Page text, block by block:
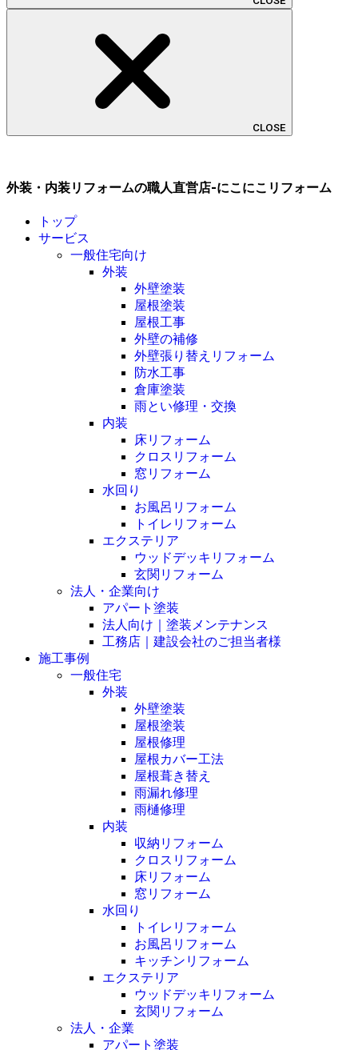
CLOSE
外装・内装リフォームの職人直営店-にこにこリフォーム
トップ
サービス
一般住宅向け
外装
外壁塗装
屋根塗装
屋根工事
外壁の補修
外壁張り替えリフォーム
防水工事
倉庫塗装
雨とい修理・交換
内装
床リフォーム
クロスリフォーム
窓リフォーム
水回り
お風呂リフォーム
トイレリフォーム
エクステリア
ウッドデッキリフォーム
玄関リフォーム
法人・企業向け
アパート塗装
法人向け｜塗装メンテナンス
工務店｜建設会社のご担当者様
施工事例
一般住宅
外装
外壁塗装
屋根塗装
屋根修理
屋根カバー工法
屋根葺き替え
雨漏れ修理
雨樋修理
内装
収納リフォーム
クロスリフォーム
床リフォーム
窓リフォーム
水回り
トイレリフォーム
お風呂リフォーム
キッチンリフォーム
エクステリア
ウッドデッキリフォーム
玄関リフォーム
法人・企業
アパート塗装